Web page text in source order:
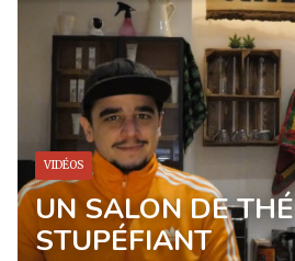
VIDÉOS
UN SALON DE THÉ
STUPÉFIANT